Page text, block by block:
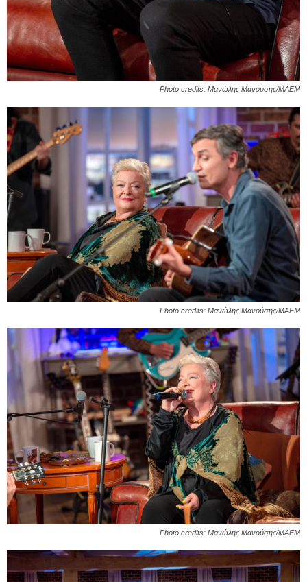
Photo credits: Μανώλης Μανούσης/ΜΑΕΜ
Photo credits: Μανώλης Μανούσης/ΜΑΕΜ
Photo credits: Μανώλης Μανούσης/ΜΑΕΜ